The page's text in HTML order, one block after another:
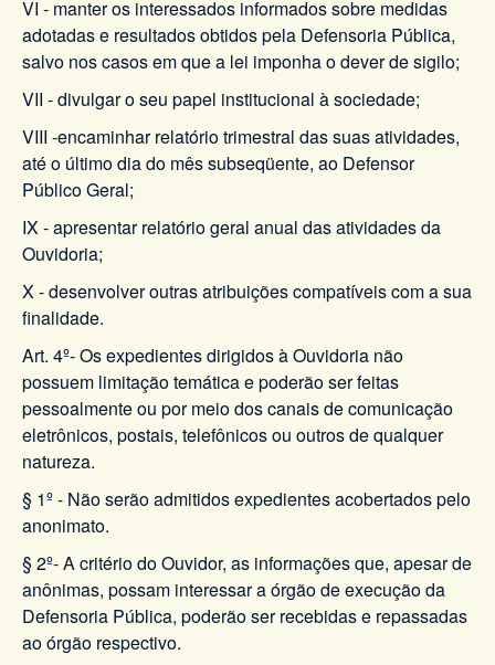
VI - manter os interessados informados sobre medidas
adotadas e resultados obtidos pela Defensoria Pública,
salvo nos casos em que a lei imponha o dever de sigilo;
VII - divulgar o seu papel institucional à sociedade;
VIII -encaminhar relatório trimestral das suas atividades,
até o último dia do mês subseqüente, ao Defensor
Público Geral;
IX - apresentar relatório geral anual das atividades da
Ouvidoria;
X - desenvolver outras atribuições compatíveis com a sua
finalidade.
Art. 4º- Os expedientes dirigidos à Ouvidoria não
possuem limitação temática e poderão ser feitas
pessoalmente ou por meio dos canais de comunicação
eletrônicos, postais, telefônicos ou outros de qualquer
natureza.
§ 1º - Não serão admitidos expedientes acobertados pelo
anonimato.
§ 2º- A critério do Ouvidor, as informações que, apesar de
anônimas, possam interessar a órgão de execução da
Defensoria Pública, poderão ser recebidas e repassadas
ao órgão respectivo.